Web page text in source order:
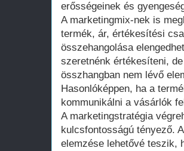
erősségeinek és
A marketingmix-nek is
termék, ár, értékesítési
összehangolása
szeretnénk értékesíteni,
összhangban nem lévő
Hasonlóképpen, ha a
kommunikálni a vásárlók
A marketingstratégia
kulcsfontosságú tényező.
elemzése lehetővé teszik,